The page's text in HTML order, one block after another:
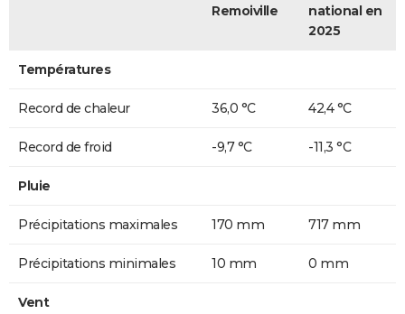
Remoiville
national en
2025
Températures
Record de chaleur 36,0 °C 42,4 °C
Record de froid -9,7 °C -11,3 °C
Pluie
Précipitations maximales 170 mm 717 mm
Précipitations minimales 10 mm 0 mm
Vent